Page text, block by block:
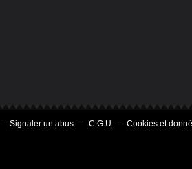
Signaler un abus C.G.U. Cookies et